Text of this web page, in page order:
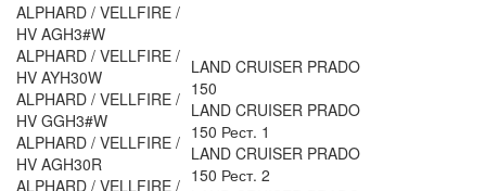
ALPHARD / VELLFIRE /
HV AGH3#W
ALPHARD / VELLFIRE /
HV AYH30W
ALPHARD / VELLFIRE /
HV GGH3#W
ALPHARD / VELLFIRE /
HV AGH30R
ALPHARD / VELLFIRE /
LAND CRUISER PRADO
150
LAND CRUISER PRADO
150 Рест. 1
LAND CRUISER PRADO
150 Рест. 2